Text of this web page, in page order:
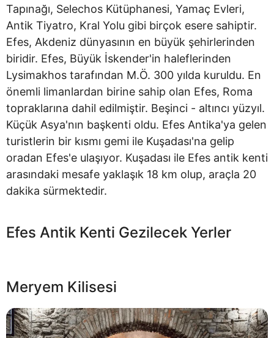
Tapınağı, Selechos Kütüphanesi, Yamaç Evleri,
Antik Tiyatro, Kral Yolu gibi birçok esere sahiptir.
Efes, Akdeniz dünyasının en büyük şehirlerinden
biridir. Efes, Büyük İskender'in haleflerinden
Lysimakhos tarafından M.Ö. 300 yılda kuruldu. En
önemli limanlardan birine sahip olan Efes, Roma
topraklarına dahil edilmiştir. Beşinci - altıncı yüzyıl.
Küçük Asya'nın başkenti oldu. Efes Antika'ya gelen
turistlerin bir kısmı gemi ile Kuşadası'na gelip
oradan Efes'e ulaşıyor. Kuşadası ile Efes antik kenti
arasındaki mesafe yaklaşık 18 km olup, araçla 20
dakika sürmektedir.
Efes Antik Kenti Gezilecek Yerler
Meryem Kilisesi